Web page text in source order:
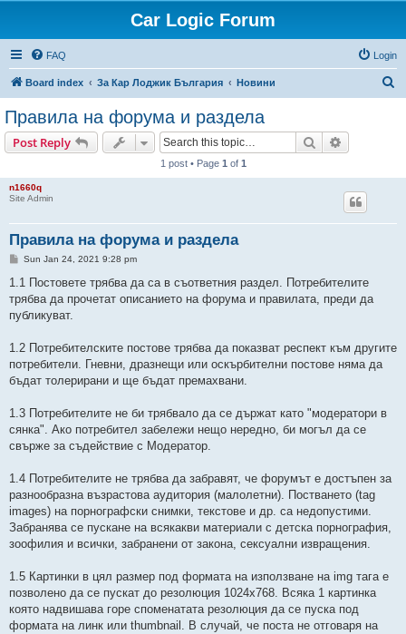
Car Logic Forum
FAQ Login
Board index За Кар Лоджик България Новини
Правила на форума и раздела
Post Reply Search
1 post • Page 1 of 1
n1660q
Site Admin
Правила на форума и раздела
P
s
Sun Jan 24, 2021 9:28 pm
1.1 Постовете трябва да са в съответния раздел. Потребителите
трябва да прочетат описанието на форума и правилата, преди да
публикуват.
1.2 Потребителските постове трябва да показват респект към другите
потребители. Гневни, дразнещи или оскърбителни постове няма да
бъдат толерирани и ще бъдат премахвани.
1.3 Потребителите не би трябвало да се държат като "модератори в
сянка". Ако потребител забележи нещо нередно, би могъл да се
свърже за съдействие с Модератор.
1.4 Потребителите не трябва да забравят, че форумът е достъпен за
разнообразна възрастова аудитория (малолетни). Постването (tag
images) на порнографски снимки, текстове и др. са недопустими.
Забранява се пускане на всякакви материали с детска порнография,
зоофилия и всички, забранени от закона, сексуални извращения.
1.5 Картинки в цял размер под формата на използване на img тага е
позволено да се пускат до резолюция 1024x768. Всяка 1 картинка
която надвишава горе споменатата резолюция да се пуска под
формата на линк или thumbnail. В случай, че поста не отговаря на